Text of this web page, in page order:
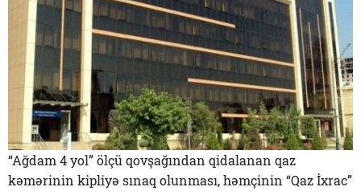
“Ağdam 4 yol” ölçü qovşağından qidalanan qaz
kəmərinin kipliyə sınaq olunması, həmçinin “Qaz İxrac”